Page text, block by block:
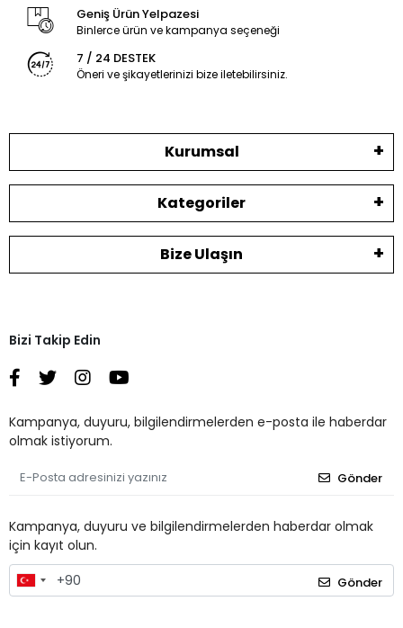
Geniş Ürün Yelpazesi
Binlerce ürün ve kampanya seçeneği
7 / 24 DESTEK
Öneri ve şikayetlerinizi bize iletebilirsiniz.
Kurumsal
Kategoriler
Bize Ulaşın
Bizi Takip Edin
Kampanya, duyuru, bilgilendirmelerden e-posta ile haberdar
olmak istiyorum.
Gönder
Kampanya, duyuru ve bilgilendirmelerden haberdar olmak
için kayıt olun.
Gönder